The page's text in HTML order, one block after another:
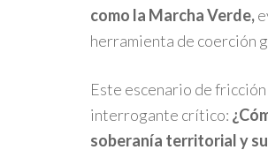
como la Marcha Verde,
herramienta de coerción
Este escenario de
interrogante crítico:
soberanía territorial y